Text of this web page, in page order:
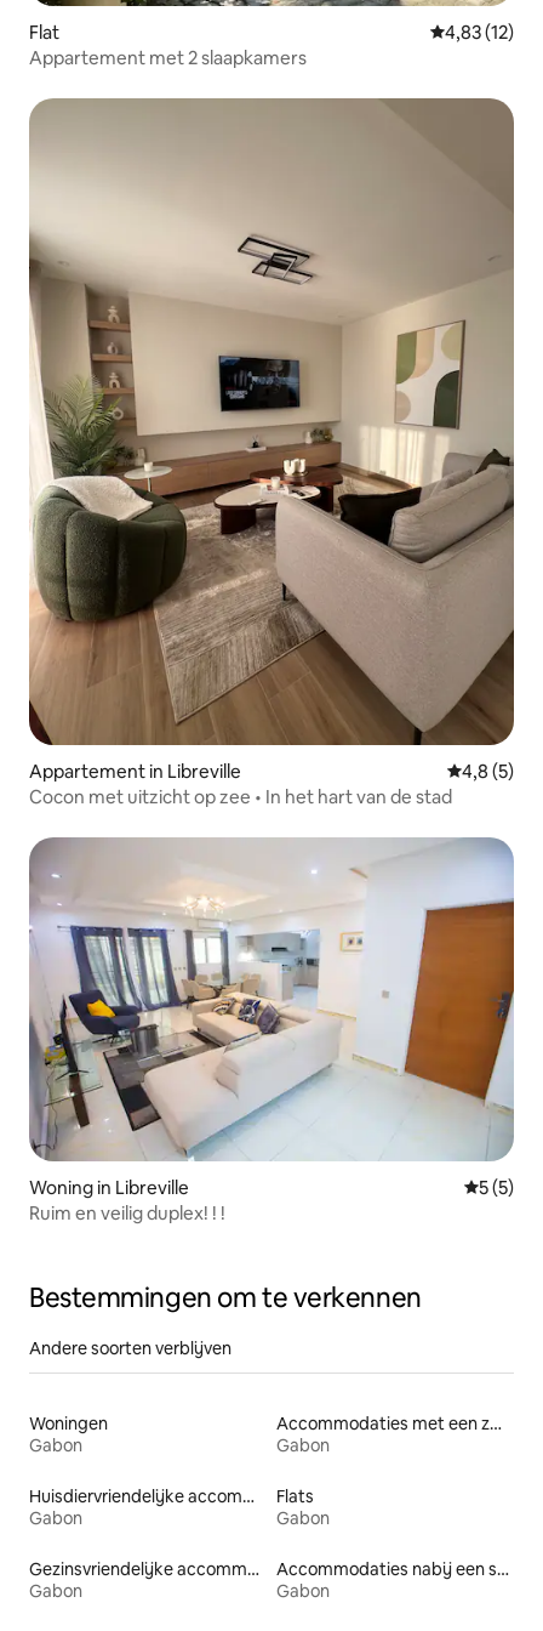
Flat Gemiddelde
4,83 (12)
Appartement met 2 slaapkamers
Appartement in Libreville
4,8 (5)
Cocon met uitzicht op zee • In het hart van de stad
Woning in Libreville
5 (5)
Ruim en veilig duplex! ! !
Bestemmingen om te verkennen
Andere soorten verblijven
Woningen
Gabon
Accommodaties met een zwembad
Gabon
Huisdiervriendelijke accommodaties
Gabon
Flats
Gabon
Gezinsvriendelijke accommodaties
Gabon
Accommodaties nabij een strand
Gabon